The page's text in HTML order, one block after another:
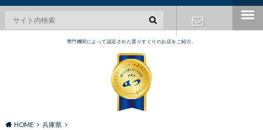
専門機関によって認定された選りすぐりのお店をご紹介。
HOME
兵庫県